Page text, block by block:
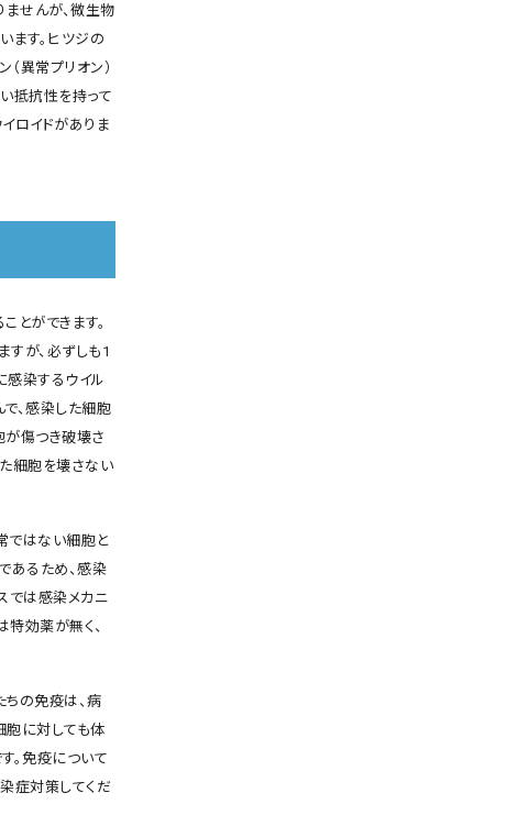
せんが、微生物
ます。ヒツジの
異常プリオン）
抵抗性を持って
ロイドがありま
とができます。
が、必ずしも1
感染するウイル
、感染した細胞
が傷つき破壊さ
細胞を壊さない
ではない細胞と
あるため、感染
では感染メカニ
効薬が無く、
の免疫は、病
胞に対しても体
。免疫について
症対策してくだ